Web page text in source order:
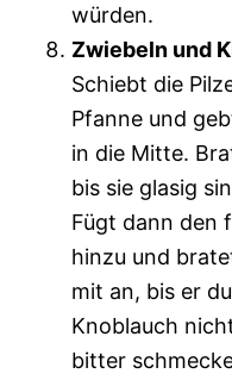
würden.
Zwiebeln und
Schiebt die
Pfanne und
in die Mitte.
bis sie glasig
Fügt dann den
hinzu und
mit an, bis er
Knoblauch
bitter